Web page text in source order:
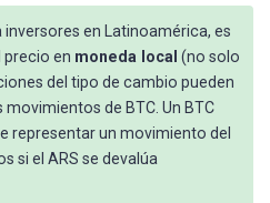
inversores en Latinoamérica, es
en moneda local (no solo
del tipo de cambio pueden
de BTC. Un BTC
representar un movimiento del
si el ARS se devalúa